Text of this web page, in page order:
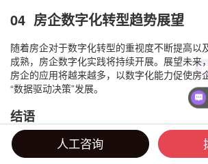
04 房企数字化转型趋势展望
随着房企对于数字化转型的重视度不断提高以
成熟，房企数字化实践将持续开展。展望未来
房企的应用将越来越多，以数字化能力促使房
“数据驱动决策”发展。
结语
数字经济时代，数字化转型已经成为新时代共
临着前所未有的困难，数字化转型成为房企扭
电话咨询
人工咨询